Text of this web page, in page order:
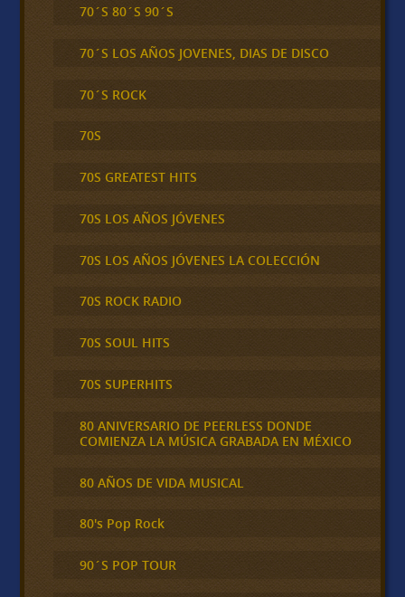
70´S 80´S 90´S
70´S LOS AÑOS JOVENES, DIAS DE DISCO
70´S ROCK
70S
70S GREATEST HITS
70S LOS AÑOS JÓVENES
70S LOS AÑOS JÓVENES LA COLECCIÓN
70S ROCK RADIO
70S SOUL HITS
70S SUPERHITS
80 ANIVERSARIO DE PEERLESS DONDE
COMIENZA LA MÚSICA GRABADA EN MÉXICO
80 AÑOS DE VIDA MUSICAL
80's Pop Rock
90´S POP TOUR